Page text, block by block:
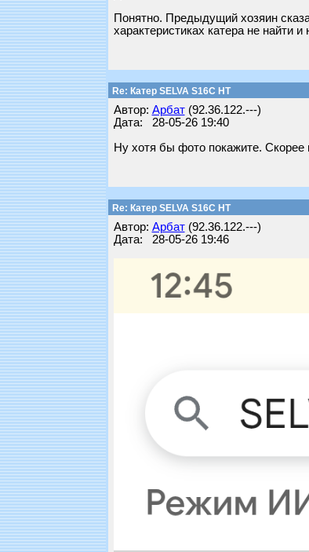
Понятно. Предыдущий хозяин
характеристиках катера не найти
Re: Катер SELVA S16C HT
Автор: Арбат(92.36.122.---)
Дата: 28-05-26 19:40
Ну хотя бы фото покажите. Скорее
Re: Катер SELVA S16C HT
Автор: Арбат(92.36.122.---)
Дата: 28-05-26 19:46